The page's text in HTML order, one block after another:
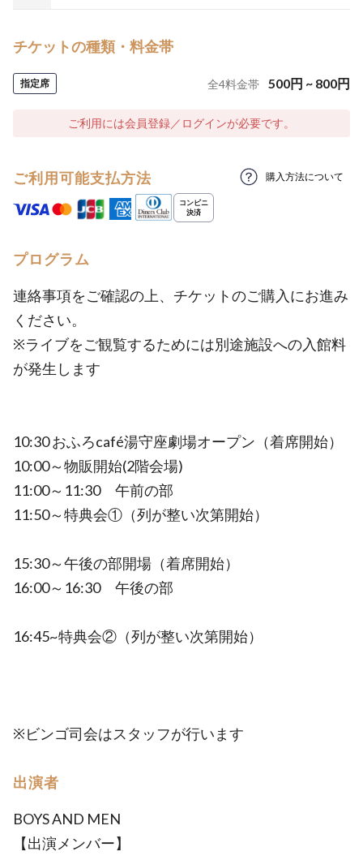
チケットの種類・料金帯
指定席 全4料金帯 500円 ~ 800円
ご利用には会員登録／ログインが必要です。
ご利用可能支払方法 購入方法について
プログラム
連絡事項をご確認の上、チケットのご購入にお進み
ください。
※ライブをご観覧するためには別途施設への入館料
が発生します
10:30 おふろcafé湯守座劇場オープン（着席開始）
10:00～物販開始(2階会場)
11:00～11:30 午前の部
11:50～特典会①（列が整い次第開始）
15:30～午後の部開場（着席開始）
16:00～16:30 午後の部
16:45~特典会②（列が整い次第開始）
※ビンゴ司会はスタッフが行います
出演者
BOYS AND MEN
【出演メンバー】